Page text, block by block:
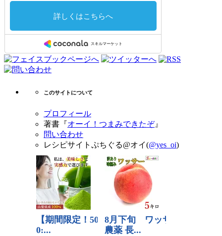
このサイトについて
プロフィール
著書『オーイ！つまみできたぞ』
問い合わせ
レシピサイトぷちぐる@オイ(@yes_oi)